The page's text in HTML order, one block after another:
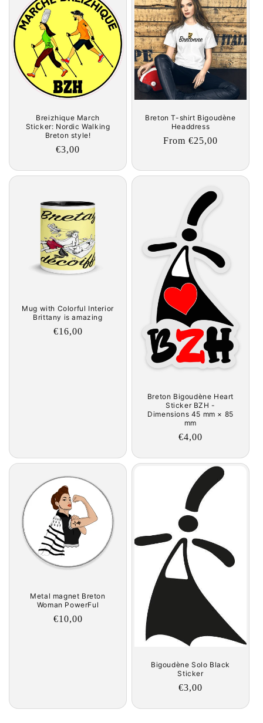
Breizhique March
Sticker: Nordic Walking
Breton style!
Regular
€3,00
Breton T-shirt Bigoudène
Headdress
Regular
From €25,00
Mug with Colorful Interior
Brittany is amazing
Regular
€16,00
Breton Bigoudène Heart
Sticker BZH -
Dimensions 45 mm × 85
mm
Regular
€4,00
Metal magnet Breton
Woman PowerFul
Regular
€10,00
Bigoudène Solo Black
Sticker
Regular
€3,00